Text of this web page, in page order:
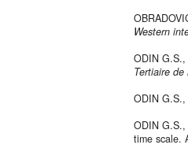
Western
ODIN
Tertiaire de
ODIN
ODIN
time scale.